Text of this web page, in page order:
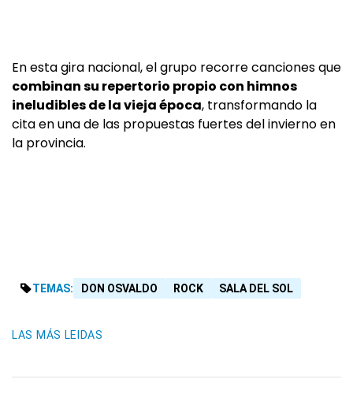
En esta gira nacional, el grupo recorre canciones que
combinan su repertorio propio con himnos
ineludibles de la vieja época, transformando la
cita en una de las propuestas fuertes del invierno en
la provincia.
TEMAS: DON OSVALDO ROCK SALA DEL SOL
LAS MÁS LEIDAS